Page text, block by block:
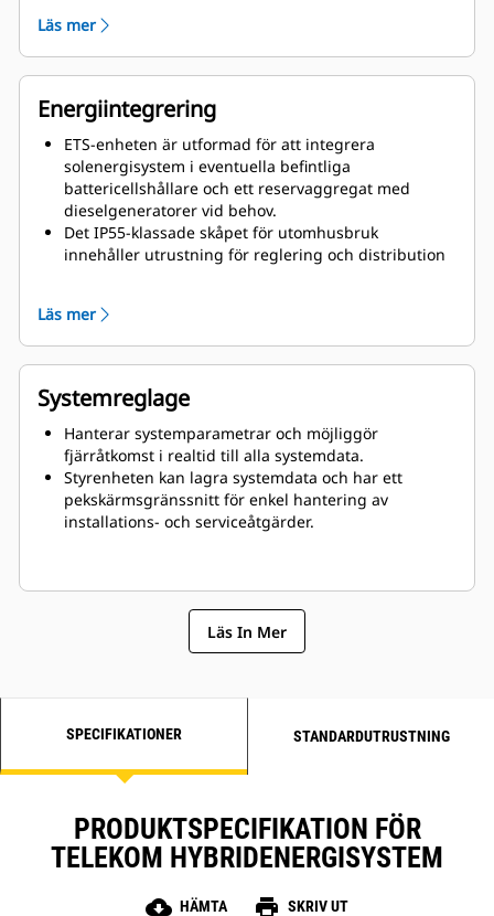
Läs mer
Energiintegrering
ETS-enheten är utformad för att integrera
solenergisystem i eventuella befintliga
battericellshållare och ett reservaggregat med
dieselgeneratorer vid behov.
Det IP55-klassade skåpet för utomhusbruk
innehåller utrustning för reglering och distribution
kan användas när tillförseln från elnätet och
solenergin är otillräcklig eller inte tillgänglig.
Läs mer
Systemreglage
Hanterar systemparametrar och möjliggör
fjärråtkomst i realtid till alla systemdata.
Styrenheten kan lagra systemdata och har ett
pekskärmsgränssnitt för enkel hantering av
installations- och serviceåtgärder.
Läs In Mer
SPECIFIKATIONER STANDARDUTRUSTNING
PRODUKTSPECIFIKATION FÖR
TELEKOM HYBRIDENERGISYSTEM
cloud_download HÄMTA print SKRIV UT